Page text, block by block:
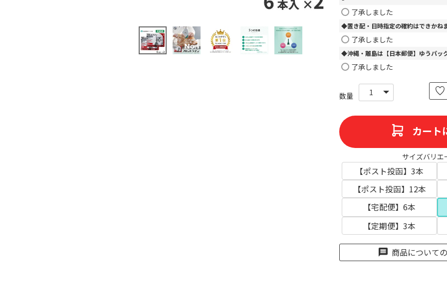
(
必
須
)
了承しました
◆置き配・日時指定の確約はできかね
了承しました
◆沖縄・離島は【日本郵便】ゆうパッ
了承しました
カート
サイズバリエ
【ポスト投函】3本
【ポスト投函】12本
【宅配便】6本
【定期便】3本
商品について